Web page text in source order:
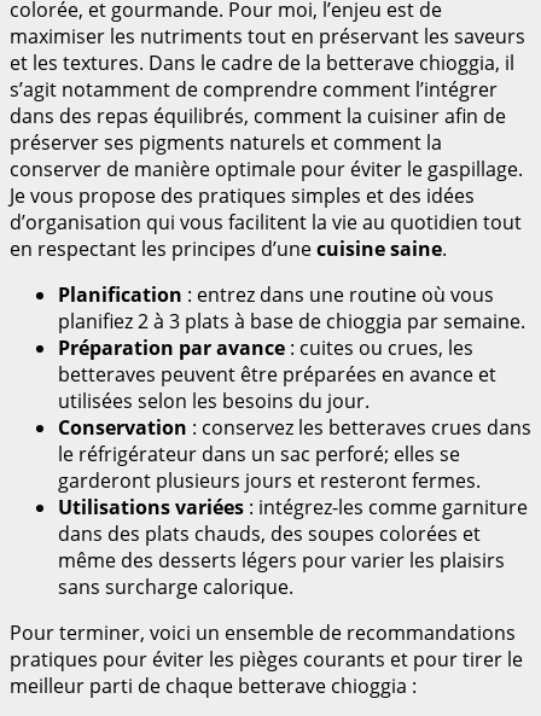
colorée, et gourmande. Pour moi, l’enjeu est de
maximiser les nutriments tout en préservant les saveurs
et les textures. Dans le cadre de la betterave chioggia, il
s’agit notamment de comprendre comment l’intégrer
dans des repas équilibrés, comment la cuisiner afin de
préserver ses pigments naturels et comment la
conserver de manière optimale pour éviter le gaspillage.
Je vous propose des pratiques simples et des idées
d’organisation qui vous facilitent la vie au quotidien tout
en respectant les principes d’unecuisine saine.
Planification : entrez dans une routine où vous
planifiez 2 à 3 plats à base de chioggia par semaine.
Préparation par avance : cuites ou crues, les
betteraves peuvent être préparées en avance et
utilisées selon les besoins du jour.
Conservation : conservez les betteraves crues dans
le réfrigérateur dans un sac perforé; elles se
garderont plusieurs jours et resteront fermes.
Utilisations variées : intégrez-les comme garniture
dans des plats chauds, des soupes colorées et
même des desserts légers pour varier les plaisirs
sans surcharge calorique.
Pour terminer, voici un ensemble de recommandations
pratiques pour éviter les pièges courants et pour tirer le
meilleur parti de chaque betterave chioggia :